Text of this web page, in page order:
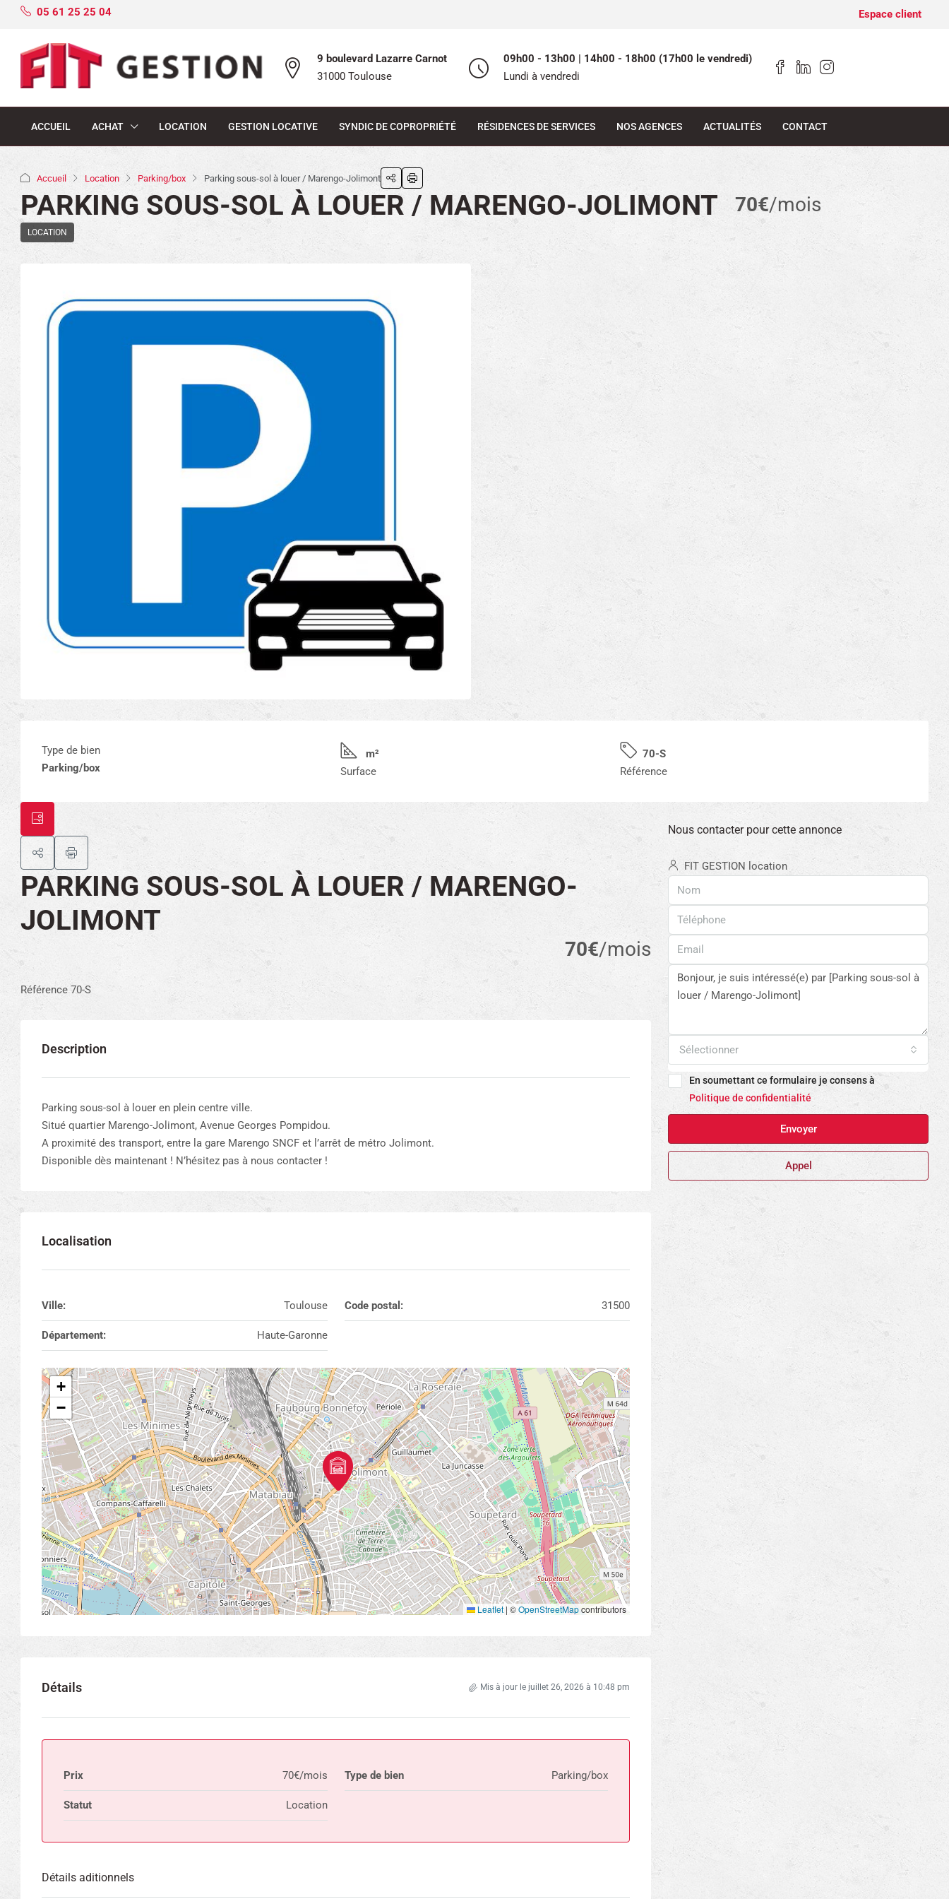
05 61 25 25 04 Espace client
9 boulevard Lazarre Carnot
31000 Toulouse
09h00 - 13h00 | 14h00 - 18h00 (17h00 le vendredi)
Lundi à vendredi
ACCUEIL ACHAT LOCATION GESTION LOCATIVE SYNDIC DE COPROPRIÉTÉ RÉSIDENCES DE SERVICES NOS AGENCES ACTUALITÉS CONTACT
Accueil Location Parking/box Parking sous-sol à louer / Marengo-Jolimont
PARKING SOUS-SOL À LOUER / MARENGO-JOLIMONT 70€/mois
LOCATION
Type de bien
Parking/box
m²
Surface
70-S
Référence
PARKING SOUS-SOL À LOUER / MARENGO-
JOLIMONT
70€/mois
Référence 70-S
Description
Parking sous-sol à louer en plein centre ville.
Situé quartier Marengo-Jolimont, Avenue Georges Pompidou.
A proximité des transport, entre la gare Marengo SNCF et l’arrêt de métro Jolimont.
Disponible dès maintenant ! N’hésitez pas à nous contacter !
Localisation
Ville: Toulouse Code postal: 31500
Département: Haute-Garonne
+
−
Leaflet | ©OpenStreetMapcontributors
Détails Mis à jour le juillet 26, 2026 à 10:48 pm
Prix 70€/mois Type de bien Parking/box
Statut Location
Détails aditionnels
Nous contacter pour cette annonce
FIT GESTION location
Sélectionner
En soumettant ce formulaire je consens à
Politique de confidentialité
Envoyer
Appel